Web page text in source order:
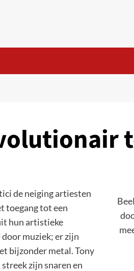
de neiging artiesten
toegang tot een
hun artistieke
muziek; er zijn
bijzonder metal. Tony
zijn snaren en